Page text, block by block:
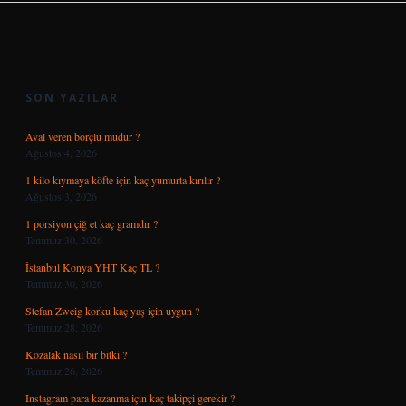
SON YAZILAR
Aval veren borçlu mudur ?
Ağustos 4, 2026
1 kilo kıymaya köfte için kaç yumurta kırılır ?
Ağustos 3, 2026
1 porsiyon çiğ et kaç gramdır ?
Temmuz 30, 2026
İstanbul Konya YHT Kaç TL ?
Temmuz 30, 2026
Stefan Zweig korku kaç yaş için uygun ?
Temmuz 28, 2026
Kozalak nasıl bir bitki ?
Temmuz 26, 2026
Instagram para kazanma için kaç takipçi gerekir ?